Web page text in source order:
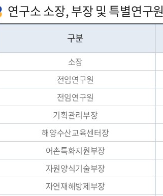
연구소 소장, 부장 및 특별연구원
구분
소장
전임연구원
전임연구원
기획관리부장
해양수산교육센터장
어촌특화지원부장
자원양식기술부장
자연재해방제부장